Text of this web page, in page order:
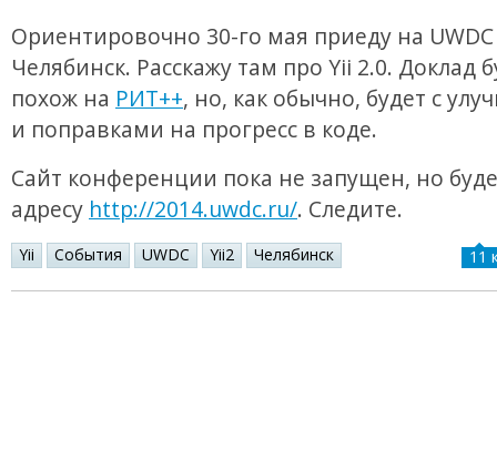
Ориентировочно 30-го мая приеду на
Челябинск. Расскажу там про Yii 2.0. Доклад
похож на РИТ++, но, как обычно, будет с
и поправками на прогресс в коде.
Сайт конференции пока не запущен, но
адресу http://2014.uwdc.ru/. Следите.
Yii События UWDC Yii2 Челябинск 11